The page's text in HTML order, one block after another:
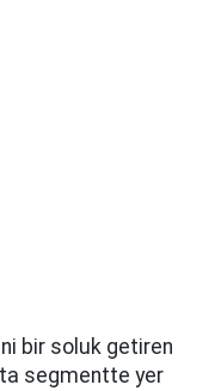
bir soluk getiren
segmentte yer